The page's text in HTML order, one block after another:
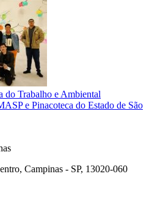
do Trabalho e Ambiental
e Pinacoteca do Estado de São
Campinas - SP, 13020-060